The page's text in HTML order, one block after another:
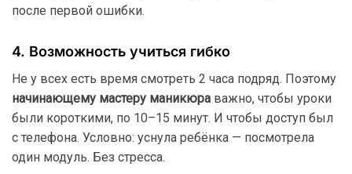
после первой ошибки.
4. Возможность учиться гибко
Не у всех есть время смотреть 2 часа подряд. Поэтому
начинающему мастеру маникюра важно, чтобы уроки
были короткими, по 10–15 минут. И чтобы доступ был
с телефона. Условно: уснула ребёнка — посмотрела
один модуль. Без стресса.